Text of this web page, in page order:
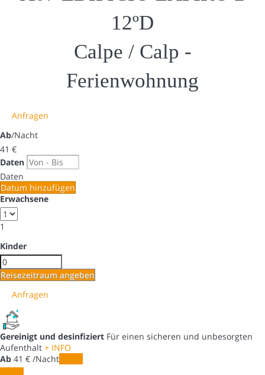
12ºD
Calpe / Calp -
Ferienwohnung
Anfragen
Ab/Nacht
41 €
Daten
Daten
Datum hinzufügen
Erwachsene
1
Kinder
Reisezeitraum angeben
Anfragen
Gereinigt und desinfiziert Für einen sicheren und unbesorgten
Aufenthalt + INFO
Ab 41 € /Nacht